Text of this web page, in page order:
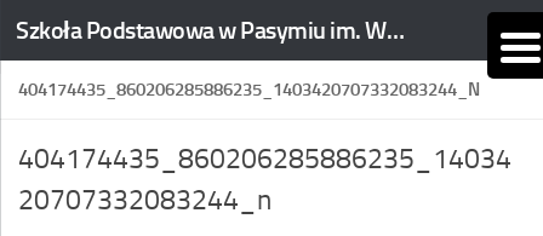
Skip to content Szkoła Podstawowa w Pasymiu im. Wojciecha Kętrzyńskiego
404174435_860206285886235_1403420707332083244_N
404174435_860206285886235_14034
20707332083244_n